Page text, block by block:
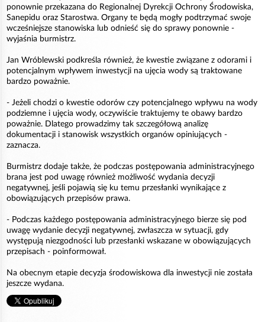
ponownie przekazana do Regionalnej Dyrekcji Ochrony Środowiska,
Sanepidu oraz Starostwa. Organy te będą mogły podtrzymać swoje
wcześniejsze stanowiska lub odnieść się do sprawy ponownie -
wyjaśnia burmistrz.
Jan Wróblewski podkreśla również, że kwestie związane z odorami i
potencjalnym wpływem inwestycji na ujęcia wody są traktowane
bardzo poważnie.
- Jeżeli chodzi o kwestie odorów czy potencjalnego wpływu na wody
podziemne i ujęcia wody, oczywiście traktujemy te obawy bardzo
poważnie. Dlatego prowadzimy tak szczegółową analizę
dokumentacji i stanowisk wszystkich organów opiniujących -
zaznacza.
Burmistrz dodaje także, że podczas postępowania administracyjnego
brana jest pod uwagę również możliwość wydania decyzji
negatywnej, jeśli pojawią się ku temu przesłanki wynikające z
obowiązujących przepisów prawa.
- Podczas każdego postępowania administracyjnego bierze się pod
uwagę wydanie decyzji negatywnej, zwłaszcza w sytuacji, gdy
występują niezgodności lub przesłanki wskazane w obowiązujących
przepisach - poinformował.
Na obecnym etapie decyzja środowiskowa dla inwestycji nie została
jeszcze wydana.